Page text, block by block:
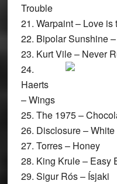
Trouble
21. Warpaint – Love is
22. Bipolar Sunshine
23. Kurt Vile – Never
24.
Haerts
– Wings
25. The 1975 –
26. Disclosure –
27. Torres – Honey
28. King Krule – Easy
29. Sigur Rós – Ísjaki